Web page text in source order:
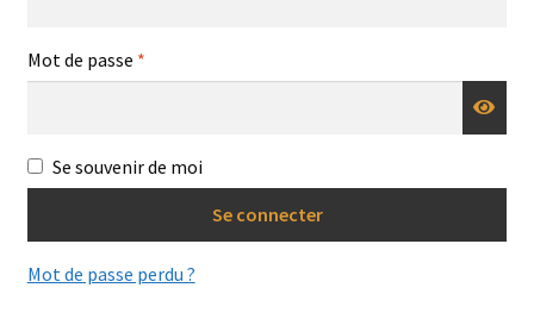
Mot de passe *Obligatoire
Se souvenir de moi
Se connecter
Mot de passe perdu ?